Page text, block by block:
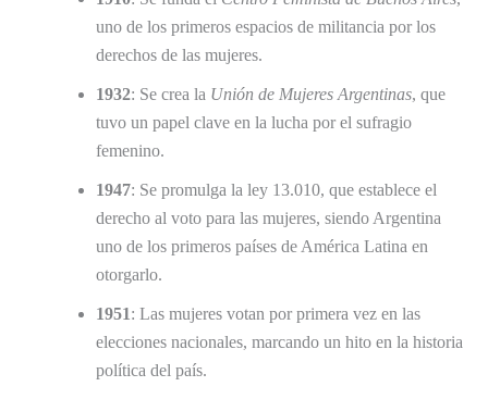
uno de los primeros espacios de militancia por los
derechos de las mujeres.
1932: Se crea la Unión de Mujeres Argentinas, que
tuvo un papel clave en la lucha por el sufragio
femenino.
1947: Se promulga la ley 13.010, que establece el
derecho al voto para las mujeres, siendo Argentina
uno de los primeros países de América Latina en
otorgarlo.
1951: Las mujeres votan por primera vez en las
elecciones nacionales, marcando un hito en la historia
política del país.